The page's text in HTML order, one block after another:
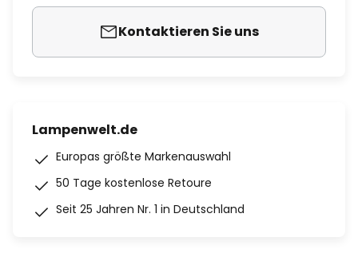
Kontaktieren Sie uns
Lampenwelt.de
Europas größte Markenauswahl
50 Tage kostenlose Retoure
Seit 25 Jahren Nr. 1 in Deutschland